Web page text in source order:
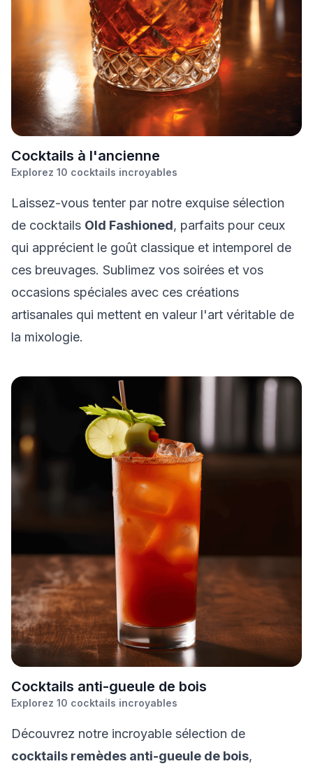
Cocktails à l'ancienne
Explorez 10 cocktails incroyables
Laissez-vous tenter par notre exquise sélection
de cocktails Old Fashioned, parfaits pour ceux
qui apprécient le goût classique et intemporel de
ces breuvages. Sublimez vos soirées et vos
occasions spéciales avec ces créations
artisanales qui mettent en valeur l'art véritable de
la mixologie.
Cocktails anti-gueule de bois
Explorez 10 cocktails incroyables
Découvrez notre incroyable sélection de
cocktails remèdes anti-gueule de bois,